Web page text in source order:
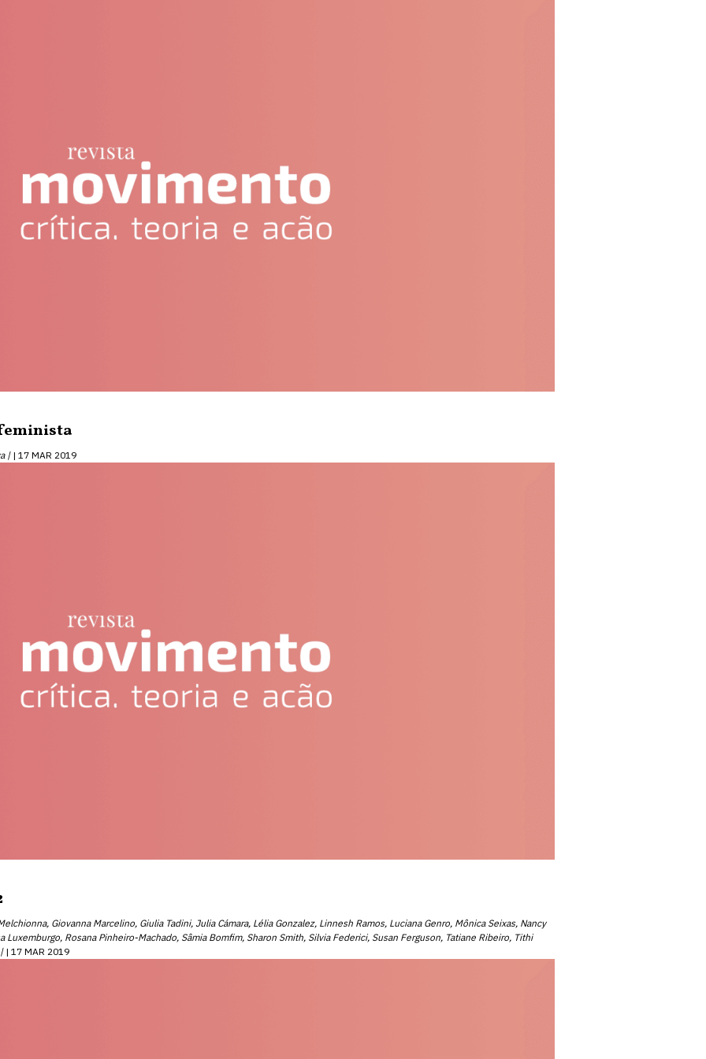
| 17 MAR 2019
Giovanna Marcelino, Giulia Tadini, Julia Cámara, Lélia Gonzalez, Linnesh Ramos, Luciana Genro, Mônica Seixas, Nancy
Luxemburgo, Rosana Pinheiro-Machado, Sâmia Bomfim, Sharon Smith, Silvia Federici, Susan Ferguson, Tatiane Ribeiro, Tithi
17 MAR 2019